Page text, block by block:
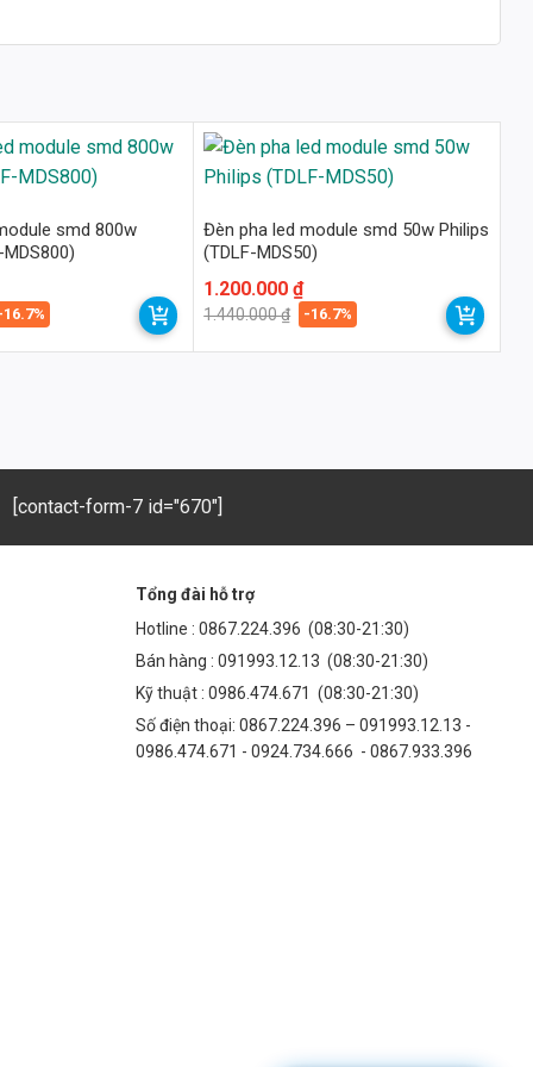
smd 800w
Đèn pha led module smd 50w Philips
(TDLF-MDS50)
1.440.000₫
Giá
gốc
là:
1.200.000₫
Giá
hiện
tại
1.200.000 ₫.
-16.7%
[contact-form-7 id="670"]
Tổng đài hỗ trợ
Hotline : 0867.224.396 (08:30-21:30)
Bán hàng : 091993.12.13 (08:30-21:30)
Kỹ thuật : 0986.474.671 (08:30-21:30)
Số điện thoại: 0867.224.396 – 091993.12.13 -
0986.474.671 - 0924.734.666 - 0867.933.396